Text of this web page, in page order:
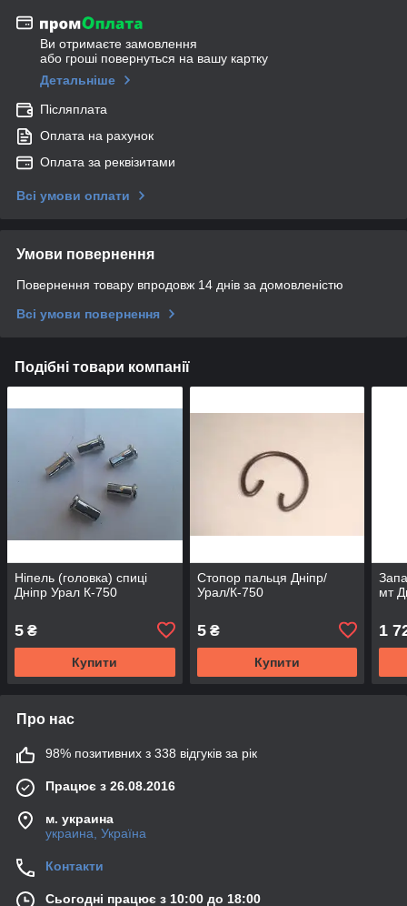
Ви отримаєте замовлення
або гроші повернуться на вашу картку
Детальніше
Післяплата
Оплата на рахунок
Оплата за реквізитами
Всі умови оплати
Умови повернення
Повернення товару впродовж 14 днів за домовленістю
Всі умови повернення
Подібні товари компанії
Ніпель (головка) спиці
Дніпр Урал К-750
5 ₴
Купити
Стопор пальця Дніпр/
Урал/К-750
5₴
Купити
мт
1
Про нас
98% позитивних з 338 відгуків за рік
Працює з 26.08.2016
м. украина
украина, Україна
Контакти
Сьогодні працює з 10:00 до 18:00